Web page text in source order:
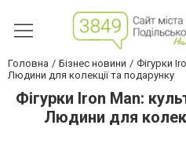
Головна Бізнес новини
Фігурки
Людини для колекції та подарунку
Фігурки Iron Man:
Людини для